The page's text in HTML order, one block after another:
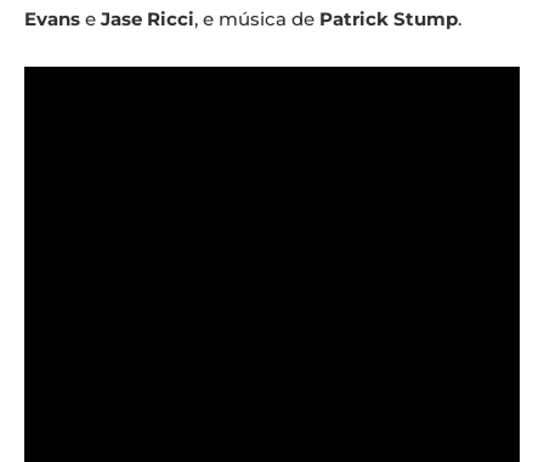
Evans e Jase Ricci, e música de Patrick Stump.